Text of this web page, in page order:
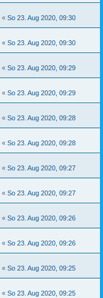
« So 23. Aug 2020, 09:30
« So 23. Aug 2020, 09:30
« So 23. Aug 2020, 09:29
« So 23. Aug 2020, 09:29
« So 23. Aug 2020, 09:28
« So 23. Aug 2020, 09:28
« So 23. Aug 2020, 09:27
« So 23. Aug 2020, 09:27
« So 23. Aug 2020, 09:26
« So 23. Aug 2020, 09:26
« So 23. Aug 2020, 09:25
« So 23. Aug 2020, 09:25